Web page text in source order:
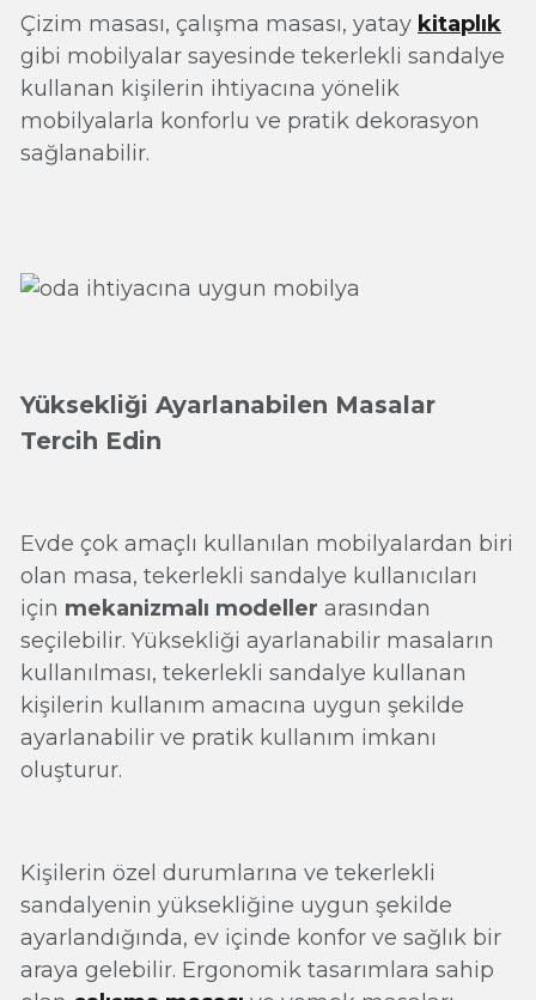
Çizim masası, çalışma masası, yatay kitaplık
gibi mobilyalar sayesinde tekerlekli sandalye
kullanan kişilerin ihtiyacına yönelik
mobilyalarla konforlu ve pratik dekorasyon
sağlanabilir.
Yüksekliği Ayarlanabilen Masalar
Tercih Edin
Evde çok amaçlı kullanılan mobilyalardan biri
olan masa, tekerlekli sandalye kullanıcıları
için mekanizmalı modeller arasından
seçilebilir. Yüksekliği ayarlanabilir masaların
kullanılması, tekerlekli sandalye kullanan
kişilerin kullanım amacına uygun şekilde
ayarlanabilir ve pratik kullanım imkanı
oluşturur.
Kişilerin özel durumlarına ve tekerlekli
sandalyenin yüksekliğine uygun şekilde
ayarlandığında, ev içinde konfor ve sağlık bir
araya gelebilir. Ergonomik tasarımlara sahip